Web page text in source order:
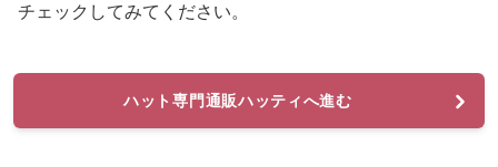
チェックしてみてください。
ハット専門通販ハッティへ進む